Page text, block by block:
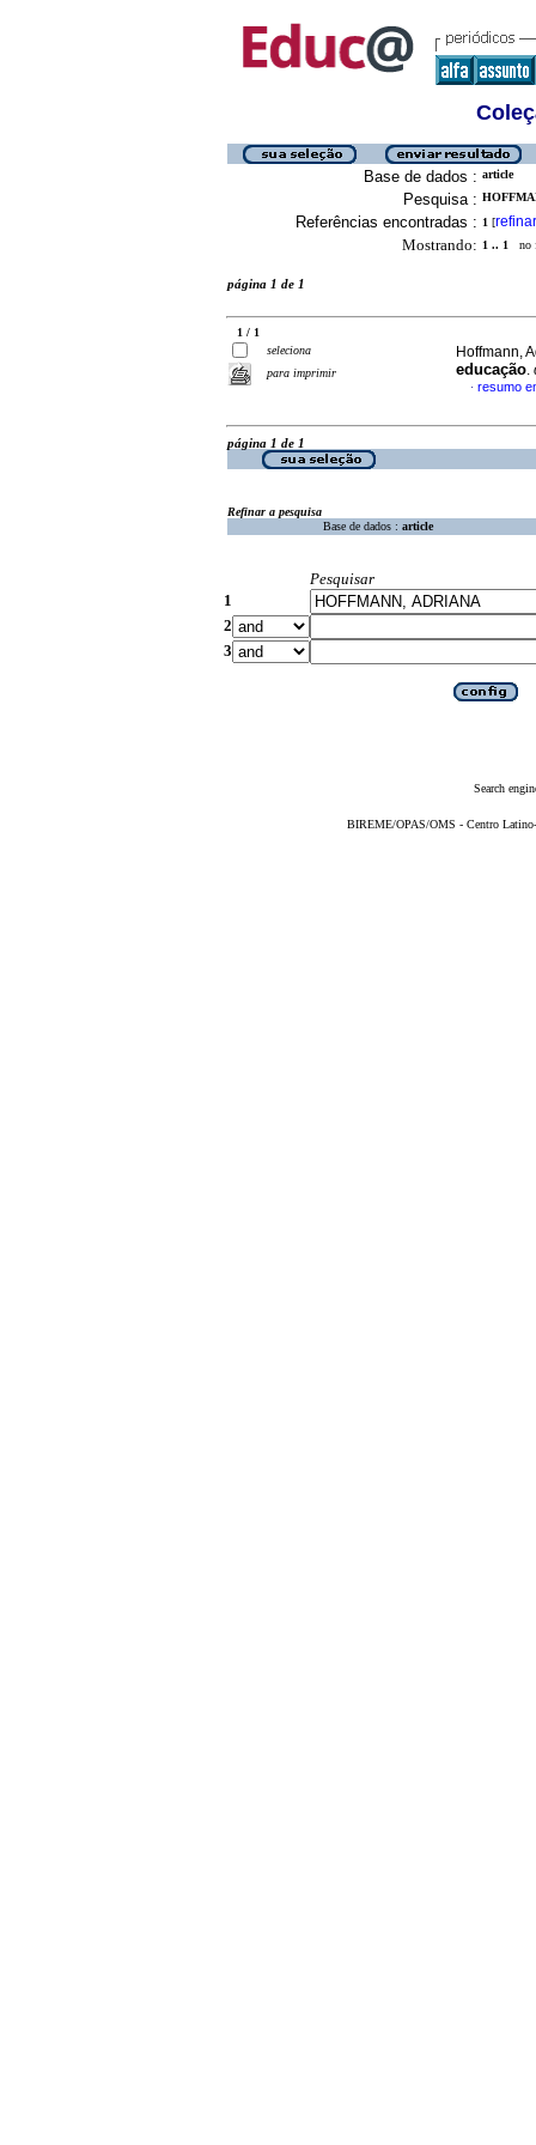
Base de dados : article
Pesquisa :
Referências encontradas : 1 [refinar
Mostrando: 1 .. 1 no
página 1 de 1
1 / 1
seleciona
para imprimir
Hoffmann,
educação.
· resumo
página 1 de 1
Refinar a pesquisa
Base de dados : article
Pesquisar
1
2
3
Search
BIREME/OPAS/OMS - Centro Latino-